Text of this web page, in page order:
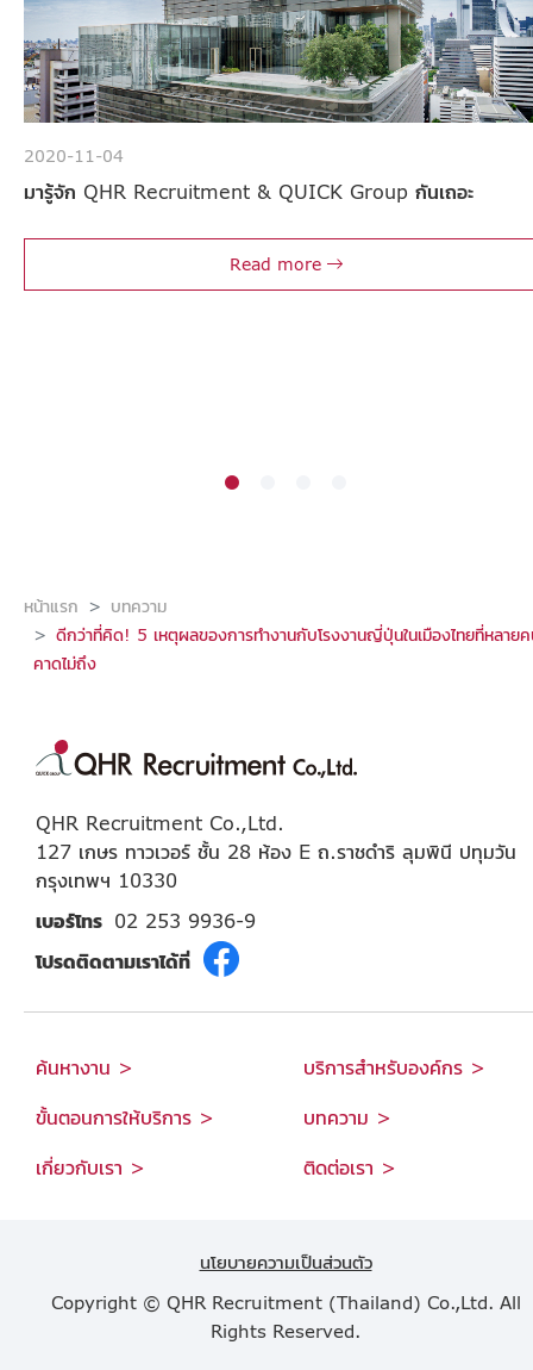
2020-11-04
มารู้จัก QHR Recruitment & QUICK Group กันเถอะ
Read more
หน้าแรก
บทความ
ดีกว่าที่คิด! 5 เหตุผลของการทำงานกับโรงงานญี่ปุ่นในเมืองไทยที่หลาย
คาดไม่ถึง
QHR Recruitment Co.,Ltd.
127 เกษร ทาวเวอร์ ชั้น 28 ห้อง E ถ.ราชดำริ ลุมพินี ปทุมวัน
กรุงเทพฯ 10330
เบอร์โทร 02 253 9936-9
โปรดติดตามเราได้ที่
ค้นหางาน > บริการสำหรับองค์กร >
ขั้นตอนการให้บริการ > บทความ >
เกี่ยวกับเรา > ติดต่อเรา >
นโยบายความเป็นส่วนตัว
Copyright © QHR Recruitment (Thailand) Co.,Ltd. All
Rights Reserved.